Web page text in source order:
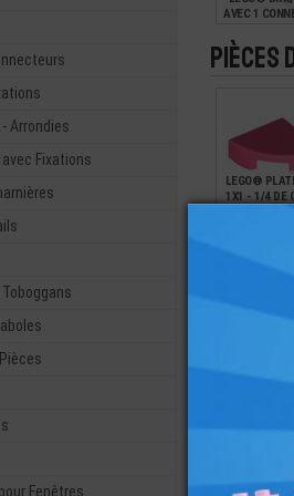
Arrondies
Fixations
Fenêtres
AVEC 1
€
Pièces
LEGO®
1X1 - 1/4 DE